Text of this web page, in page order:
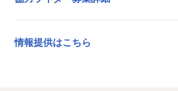
情報提供はこちら